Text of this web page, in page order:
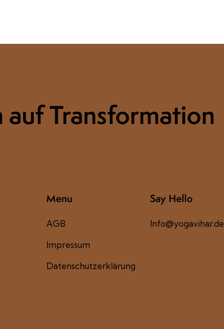
Transformation
Menu
AGB
Impressum
Datenschutzerklärung
Say Hello
Info@yogavihar.de